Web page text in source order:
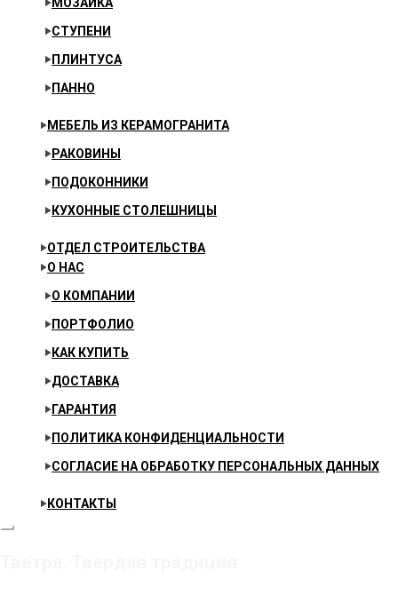
СТУПЕНИ
ПЛИНТУСА
ПАННО
МЕБЕЛЬ ИЗ КЕРАМОГРАНИТА
РАКОВИНЫ
ПОДОКОННИКИ
КУХОННЫЕ СТОЛЕШНИЦЫ
ОТДЕЛ СТРОИТЕЛЬСТВА
О НАС
О КОМПАНИИ
ПОРТФОЛИО
КАК КУПИТЬ
ДОСТАВКА
ГАРАНТИЯ
ПОЛИТИКА КОНФИДЕНЦИАЛЬНОСТИ
СОГЛАСИЕ НА ОБРАБОТКУ ПЕРСОНАЛЬНЫХ ДАННЫХ
КОНТАКТЫ